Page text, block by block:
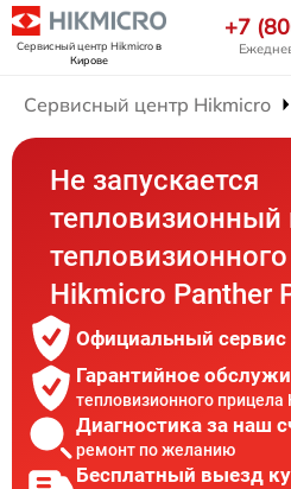
Сервисный центр Hikmicroв
Кирове
+7
Сервисный центр Hikmicro
Не запускается
тепловизионный
Hikmicro Panther
Официальный сервис
Гарантийное
тепловизионного прицела
Диагностика за наш
ремонт по желанию
Бесплатный выезд